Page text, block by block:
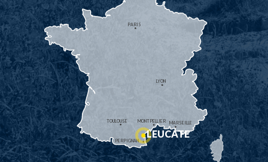
MONTPELLIER
PERPIGNAN
MARSEILLE
TOULOUSE
LYON
PARIS
LEUCATE